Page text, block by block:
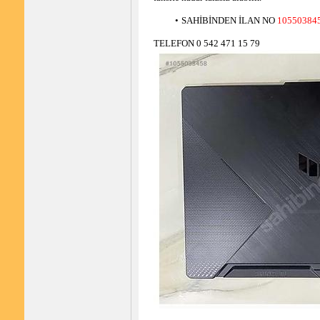
SAHİBİNDEN İLAN NO
TELEFON 0 542 471 15 79